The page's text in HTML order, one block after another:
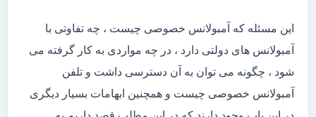
این مسئله که آمبولانس خصوصی چیست ، چه تفاوتی با
آمبولانس های دولتی دارد ، در چه مواردی به کار گرفته می
شود ، چگونه می توان به آن دسترسی داشت و تلفن
آمبولانس خصوصی چیست و همچنین ابهامات بسیار دیگری